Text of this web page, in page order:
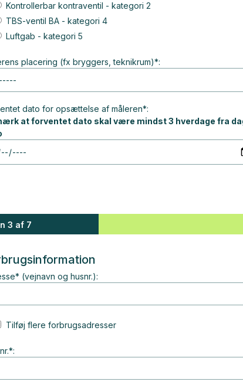
Kontrollerbar kontraventil - kategori 2
TBS-ventil BA - kategori 4
Luftgab - kategori 5
placering (fx bryggers, teknikrum)*:
dato for opsættelse af måleren*:
at forventet dato skal være mindst 3 hverdage fra
3 af 7
(vejnavn og husnr.):
Tilføj flere forbrugsadresser